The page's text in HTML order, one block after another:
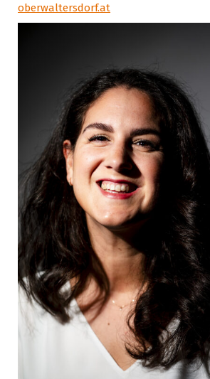
oberwaltersdorf.at